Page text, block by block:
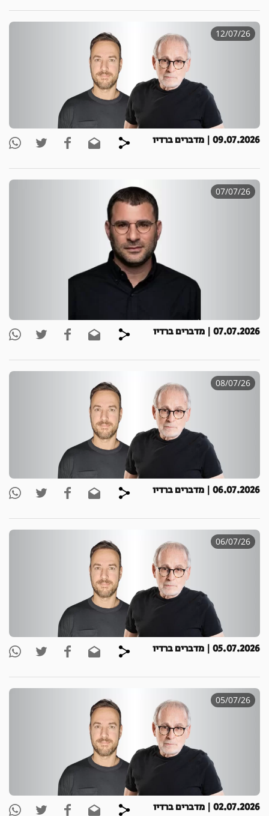
12/07/26
09.07.2026 | מדברים ברדיו
07/07/26
07.07.2026 | מדברים ברדיו
08/07/26
06.07.2026 | מדברים ברדיו
06/07/26
05.07.2026 | מדברים ברדיו
05/07/26
02.07.2026 | מדברים ברדיו